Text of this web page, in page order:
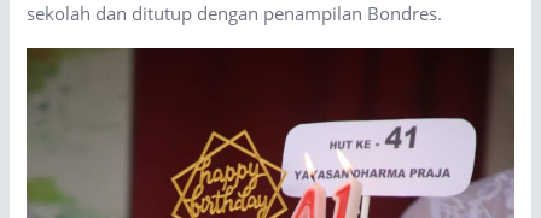
sekolah dan ditutup dengan penampilan Bondres.